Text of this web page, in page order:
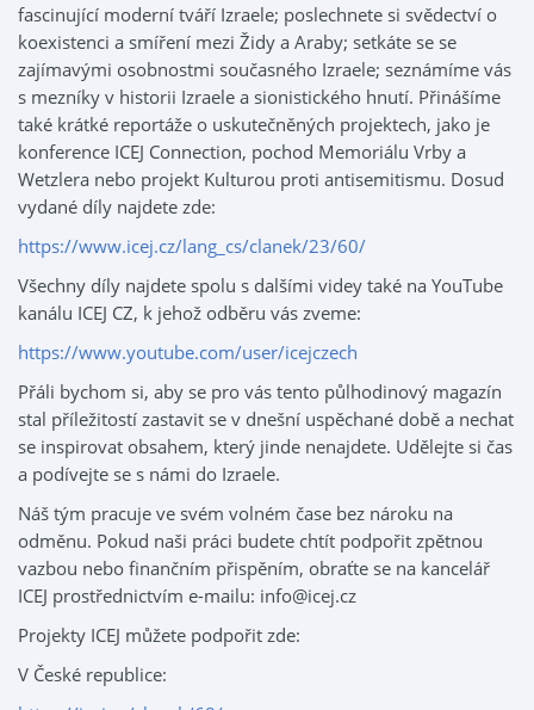
fascinující moderní tváří Izraele; poslechnete si svědectví o
koexistenci a smíření mezi Židy a Araby; setkáte se se
zajímavými osobnostmi současného Izraele; seznámíme vás
s mezníky v historii Izraele a sionistického hnutí. Přinášíme
také krátké reportáže o uskutečněných projektech, jako je
konference ICEJ Connection, pochod Memoriálu Vrby a
Wetzlera nebo projekt Kulturou proti antisemitismu. Dosud
vydané díly najdete zde:
https://www.icej.cz/lang_cs/clanek/23/60/
Všechny díly najdete spolu s dalšími videy také na YouTube
kanálu ICEJ CZ, k jehož odběru vás zveme:
https://www.youtube.com/user/icejczech
Přáli bychom si, aby se pro vás tento půlhodinový magazín
stal příležitostí zastavit se v dnešní uspěchané době a nechat
se inspirovat obsahem, který jinde nenajdete. Udělejte si čas
a podívejte se s námi do Izraele.
Náš tým pracuje ve svém volném čase bez nároku na
odměnu. Pokud naši práci budete chtít podpořit zpětnou
vazbou nebo finančním přispěním, obraťte se na kancelář
ICEJ prostřednictvím e-mailu: info@icej.cz
Projekty ICEJ můžete podpořit zde:
V České republice: